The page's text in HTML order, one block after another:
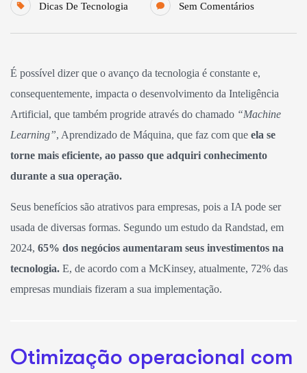
Dicas De Tecnologia Sem Comentários
É possível dizer que o avanço da tecnologia é constante e,
consequentemente, impacta o desenvolvimento da Inteligência
Artificial, que também progride através do chamado “Machine
Learning”, Aprendizado de Máquina, que faz com que ela se
torne mais eficiente, ao passo que adquiri conhecimento
durante a sua operação.
Seus benefícios são atrativos para empresas, pois a IA pode ser
usada de diversas formas. Segundo um estudo da Randstad, em
2024, 65% dos negócios aumentaram seus investimentos na
tecnologia. E, de acordo com a McKinsey, atualmente, 72% das
empresas mundiais fizeram a sua implementação.
Otimização operacional com